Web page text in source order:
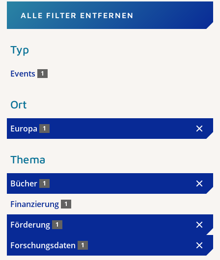
ALLE FILTER ENTFERNEN
Typ
Events 1
Ort
Europa 1
Thema
Bücher 1
Finanzierung 1
Förderung 1
Forschungsdaten 1